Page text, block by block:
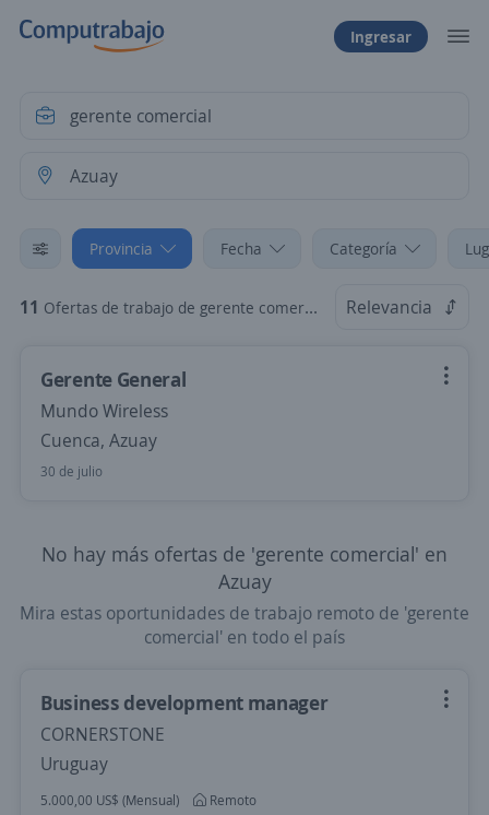
Ingresar
Provincia Fecha Categoría
11 Ofertas de trabajo de gerente comercial en Azuay Relevancia
Gerente General
Mundo Wireless
Cuenca, Azuay
30 de julio
No hay más ofertas de 'gerente comercial' en
Azuay
Mira estas oportunidades de trabajo remoto de 'gerente
comercial' en todo el país
Business development manager
CORNERSTONE
Uruguay
5.000,00 US$ (Mensual)
Remoto